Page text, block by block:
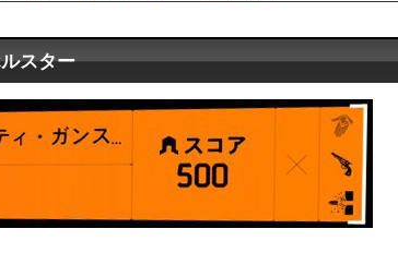
スター